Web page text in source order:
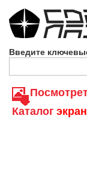
Введите
Каталог